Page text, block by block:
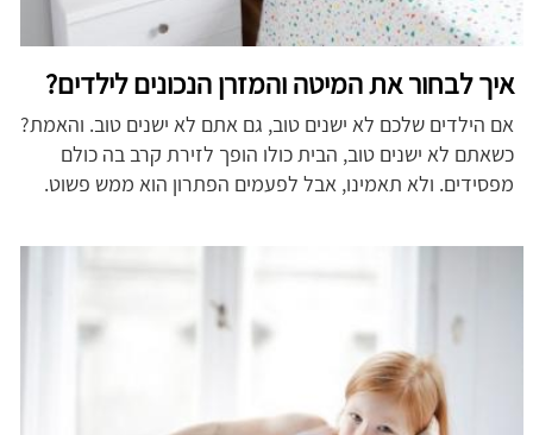
איך לבחור את המיטה והמזרן הנכונים לילדים?
אם הילדים שלכם לא ישנים טוב, גם אתם לא ישנים טוב. והאמת?
כשאתם לא ישנים טוב, הבית כולו הופך לזירת קרב בה כולם
מפסידים. ולא תאמינו, אבל לפעמים הפתרון הוא ממש פשוט.